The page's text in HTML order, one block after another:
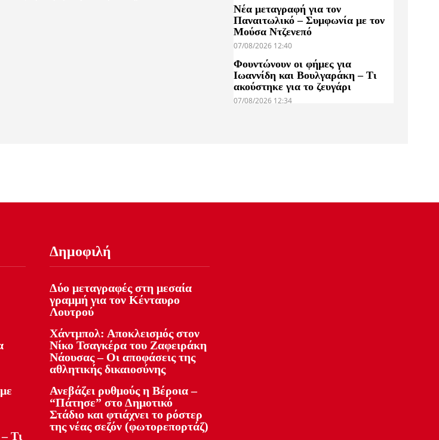
Νέα μεταγραφή για τον
Παναιτωλικό – Συμφωνία με τον
Μούσα Ντζενεπό
07/08/2026 12:40
Φουντώνουν οι φήμες για
Ιωαννίδη και Βουλγαράκη – Τι
ακούστηκε για το ζευγάρι
07/08/2026 12:34
Τι
Δημοφιλή
Δύο μεταγραφές στη μεσαία
γραμμή για τον Κένταυρο
Λουτρού
Χάντμπολ: Αποκλεισμός στον
Νίκο Τσαγκέρα του Ζαφειράκη
Νάουσας – Οι αποφάσεις της
αθλητικής δικαιοσύνης
Ανεβάζει ρυθμούς η Βέροια –
“Πάτησε” στο Δημοτικό
Στάδιο και φτιάχνει το ρόστερ
της νέας σεζόν (φωτορεπορτάζ)